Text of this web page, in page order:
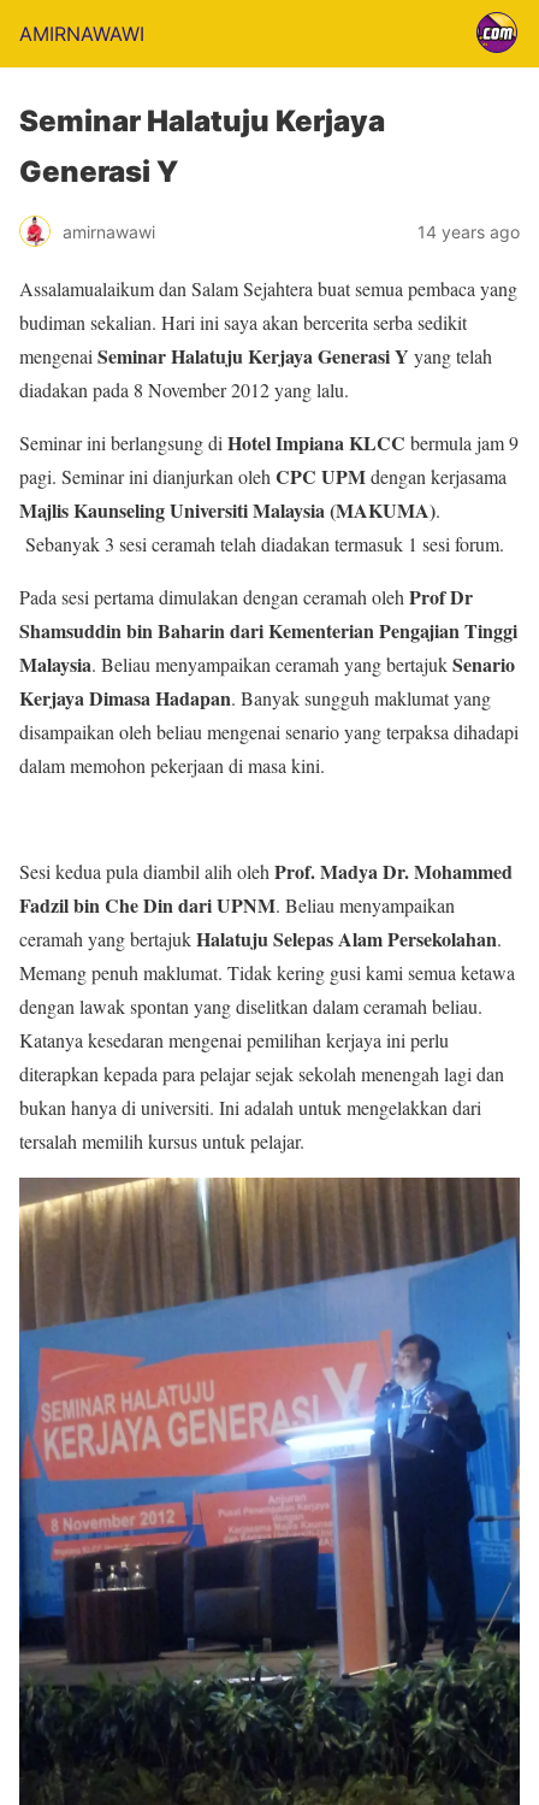
AMIRNAWAWI
Seminar Halatuju Kerjaya
Generasi Y
amirnawawi 14 years ago
Assalamualaikum dan Salam Sejahtera buat semua pembaca yang
budiman sekalian. Hari ini saya akan bercerita serba sedikit
mengenai Seminar Halatuju Kerjaya Generasi Y yang telah
diadakan pada 8 November 2012 yang lalu.
Seminar ini berlangsung di Hotel Impiana KLCC bermula jam 9
pagi. Seminar ini dianjurkan oleh CPC UPMdengan kerjasama
Majlis Kaunseling Universiti Malaysia (MAKUMA).
Sebanyak 3 sesi ceramah telah diadakan termasuk 1 sesi forum.
Pada sesi pertama dimulakan dengan ceramah oleh Prof Dr
Shamsuddin bin Baharin dari Kementerian Pengajian Tinggi
Malaysia. Beliau menyampaikan ceramah yang bertajukSenario
Kerjaya Dimasa Hadapan. Banyak sungguh maklumat yang
disampaikan oleh beliau mengenai senario yang terpaksa dihadapi
dalam memohon pekerjaan di masa kini.
Sesi kedua pula diambil alih oleh Prof. Madya Dr. Mohammed
Fadzil bin Che Din dari UPNM. Beliau menyampaikan
ceramah yang bertajukHalatuju Selepas Alam Persekolahan.
Memang penuh maklumat. Tidak kering gusi kami semua ketawa
dengan lawak spontan yang diselitkan dalam ceramah beliau.
Katanya kesedaran mengenai pemilihan kerjaya ini perlu
diterapkan kepada para pelajar sejak sekolah menengah lagi dan
bukan hanya di universiti. Ini adalah untuk mengelakkan dari
tersalah memilih kursus untuk pelajar.